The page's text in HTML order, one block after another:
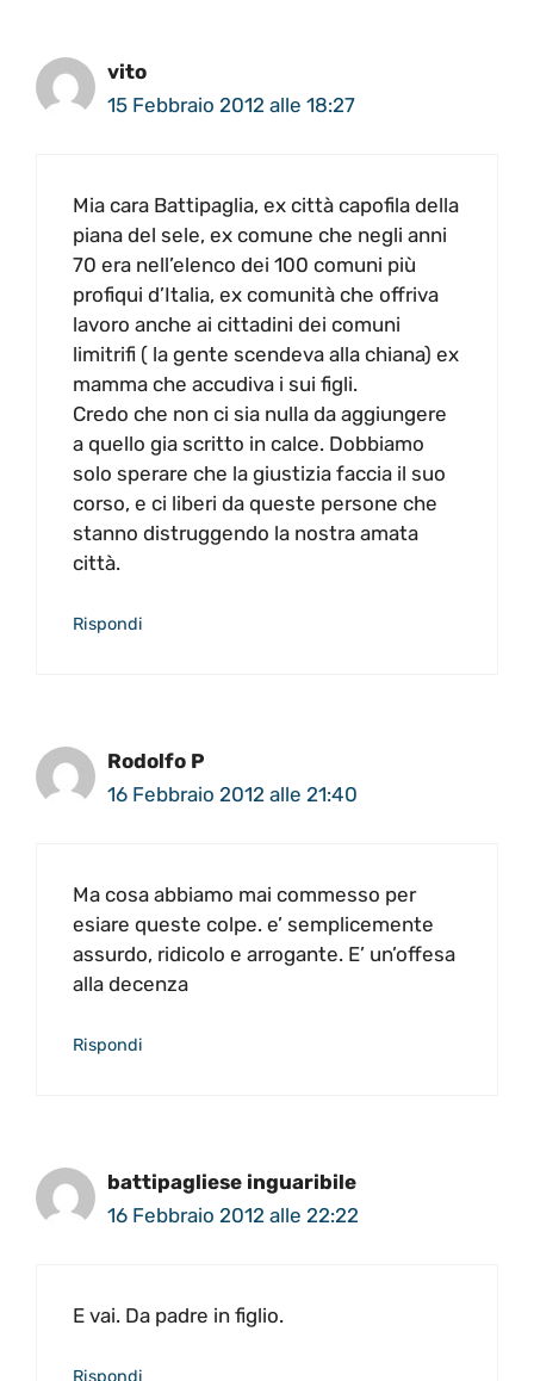
vito
15 Febbraio 2012 alle 18:27
Mia cara Battipaglia, ex città capofila della
piana del sele, ex comune che negli anni
70 era nell’elenco dei 100 comuni più
profiqui d’Italia, ex comunità che offriva
lavoro anche ai cittadini dei comuni
limitrifi ( la gente scendeva alla chiana) ex
mamma che accudiva i sui figli.
Credo che non ci sia nulla da aggiungere
a quello gia scritto in calce. Dobbiamo
solo sperare che la giustizia faccia il suo
corso, e ci liberi da queste persone che
stanno distruggendo la nostra amata
città.
Rispondi
Rodolfo P
16 Febbraio 2012 alle 21:40
Ma cosa abbiamo mai commesso per
esiare queste colpe. e’ semplicemente
assurdo, ridicolo e arrogante. E’ un’offesa
alla decenza
Rispondi
battipagliese inguaribile
16 Febbraio 2012 alle 22:22
E vai. Da padre in figlio.
Rispondi